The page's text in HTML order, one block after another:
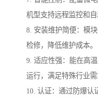
机型支持远程监控和自
8. 安装维护简便：模
检修，降低维护成本。
9. 适应性强：能在高
运行，满足特殊行业需
10. 认证：通过防爆